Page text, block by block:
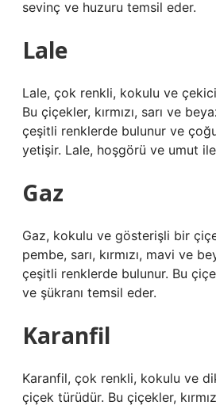
sevinç ve huzuru temsil eder.
Lale
Lale, çok renkli, kokulu ve
Bu çiçekler, kırmızı, sarı ve
çeşitli renklerde bulunur ve
yetişir. Lale, hoşgörü ve umut
Gaz
Gaz, kokulu ve gösterişli bir
pembe, sarı, kırmızı, mavi ve
çeşitli renklerde bulunur. Bu
ve şükranı temsil eder.
Karanfil
Karanfil, çok renkli, kokulu ve
çiçek türüdür. Bu çiçekler,